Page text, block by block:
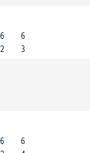
6
2
6
3
6
6